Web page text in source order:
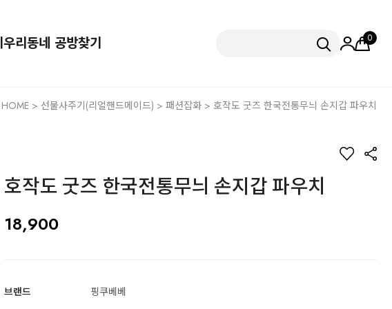
우리동네 공방찾기 0
HOME > 선물사주기(리얼핸드메이드) > 패션잡화 > 호작도 굿즈 한국전통무늬 손지갑 파우치
호작도 굿즈 한국전통무늬 손지갑 파우치
18,900
브랜드
핑쿠베베